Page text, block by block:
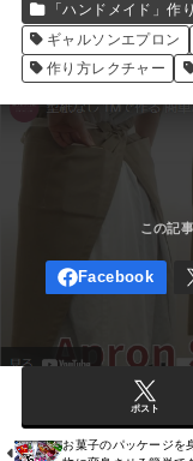
「ハンドメイド」作
ギャルソンエプロン
作り方レクチャー
ポスト
お菓子のパッケージを